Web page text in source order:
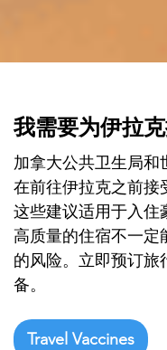
我需要为伊拉
加拿大公共卫生局和
在前往伊拉克之前接
这些建议适用于入住
高质量的住宿不一定
的风险。立即预订
备。
Travel Vaccines